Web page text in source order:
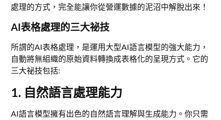
處理的方式，完全能讓你從營運數據的泥沼中解脫出來！
AI表格處理的三大祕技
所謂的AI表格處理，是運用大型AI語言模型的強大能力，
自動將無組織的原始資料轉換成表格化的呈現方式。它的
三大祕技包括:
1. 自然語言處理能力
AI語言模型擁有出色的自然語言理解與生成能力。你只需